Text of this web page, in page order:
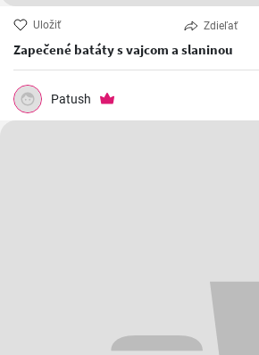
Uložiť Zdieľať
Zapečené batáty s vajcom a slaninou
Patush